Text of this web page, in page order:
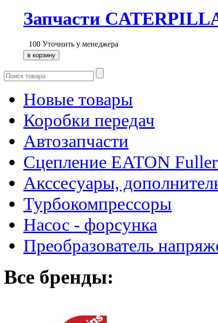
Запчасти
100 Уточнить у менеджера
Новые товары
Коробки передач
Автозапчасти
Сцепление EATON
Акссесуары,
Турбокомпрессоры
Насос - форсунка
Преобразователь
Все бренды: